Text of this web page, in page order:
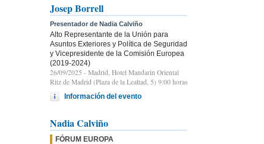
Josep Borrell
Presentador de Nadia Calviño
Alto Representante de la Unión para
Asuntos Exteriores y Política de Seguridad
y Vicepresidente de la Comisión Europea
(2019-2024)
26/09/2025 - Madrid, Hotel Mandarin Oriental
Ritz de Madrid (Plaza de la Lealtad, 5) 9:00 horas
Información del evento
Nadia Calviño
FÓRUM EUROPA